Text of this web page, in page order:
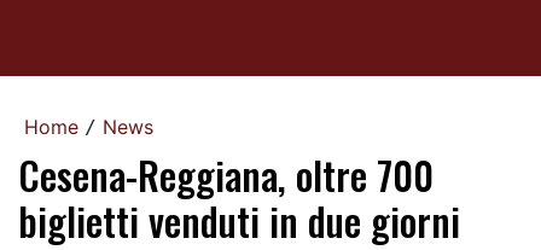
Home / News
Cesena-Reggiana, oltre 700
biglietti venduti in due giorni